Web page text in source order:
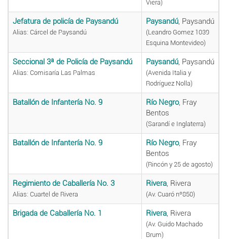
Viera)
Jefatura de policía de Paysandú
Alias: Cárcel de Paysandú
Paysandú, Paysandú
(Leandro Gomez 1039
Esquina Montevideo)
Seccional 3ª de Policía de Paysandú
Alias: Comisaría Las Palmas
Paysandú, Paysandú
(Avenida Italia y
Rodríguez Nolla)
Batallón de Infantería No. 9 Río Negro, Fray
Bentos
(Sarandí e Inglaterra)
Batallón de Infantería No. 9 Río Negro, Fray
Bentos
(Rincón y 25 de agosto)
Regimiento de Caballería No. 3
Alias: Cuartel de Rivera
Rivera, Rivera
(Av. Cuaró nº850)
Brigada de Caballería No. 1 Rivera, Rivera
(Av. Guido Machado
Brum)